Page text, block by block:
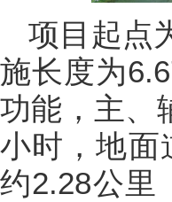
项目起点
施长度为
功能，主、
小时，地面
约2.28公里